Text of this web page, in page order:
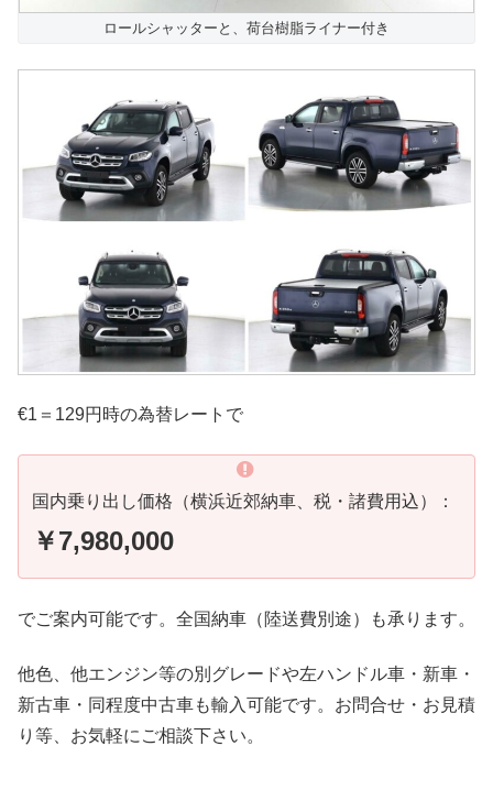
ロールシャッターと、荷台樹脂ライナー付き
€1＝129円時の為替レートで
国内乗り出し価格（横浜近郊納車、税・諸費用込）：
￥7,980,000
でご案内可能です。全国納車（陸送費別途）も承ります。
他色、他エンジン等の別グレードや左ハンドル車・新車・
新古車・同程度中古車も輸入可能です。お問合せ・お見積
り等、お気軽にご相談下さい。